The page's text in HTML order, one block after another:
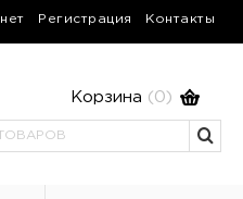
Регистрация Контакты
Корзина (0)